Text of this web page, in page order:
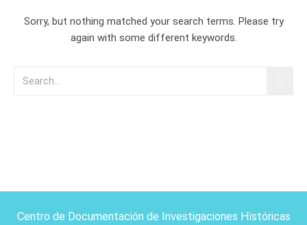
Sorry, but nothing matched your search terms. Please try
again with some different keywords.
Centro de Documentación de Investigaciones Históricas